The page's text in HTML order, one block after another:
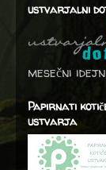
ustvarjalni
mesečni
Papirnati
ustvarja